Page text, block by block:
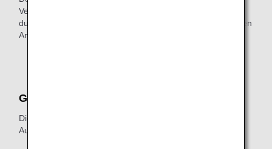
Verbindungen von/zu von Japan Air Commuter
durchgeführten Flügen verfügbar. Bitte checken Sie für Ihren
Anschlussflug am Flughafen ein.
Gepäck
Die zulässige Freigepäckgrenze für Handgepäck und
Aufgabegepäck ist wie folgt: